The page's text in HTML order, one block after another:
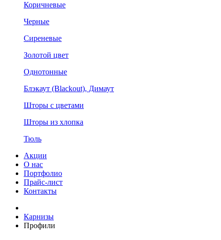
Коричневые
Черные
Сиреневые
Золотой цвет
Однотонные
Блэкаут (Blackout), Димаут
Шторы с цветами
Шторы из хлопка
Тюль
Акции
О нас
Портфолио
Прайс-лист
Контакты
Карнизы
Профили